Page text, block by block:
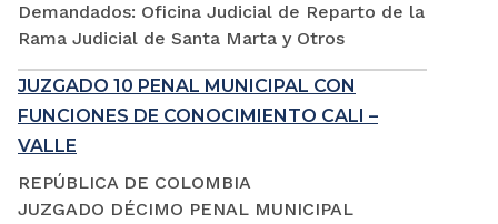
Demandados: Oficina Judicial de Reparto de la
Rama Judicial de Santa Marta y Otros
JUZGADO 10 PENAL MUNICIPAL CON
FUNCIONES DE CONOCIMIENTO CALI –
VALLE
REPÚBLICA DE COLOMBIA
JUZGADO DÉCIMO PENAL MUNICIPAL